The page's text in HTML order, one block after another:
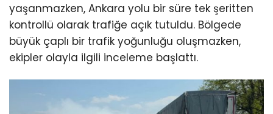
yaşanmazken, Ankara yolu bir süre tek şeritten
kontrollü olarak trafiğe açık tutuldu. Bölgede
büyük çaplı bir trafik yoğunluğu oluşmazken,
ekipler olayla ilgili inceleme başlattı.